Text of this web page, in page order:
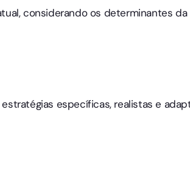
considerando os determinantes
específicas, realistas e